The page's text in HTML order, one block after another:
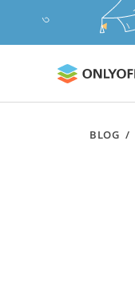
BLOG /